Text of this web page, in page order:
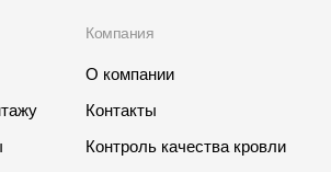
Компания
О компании
Контакты
Контроль качества кровли